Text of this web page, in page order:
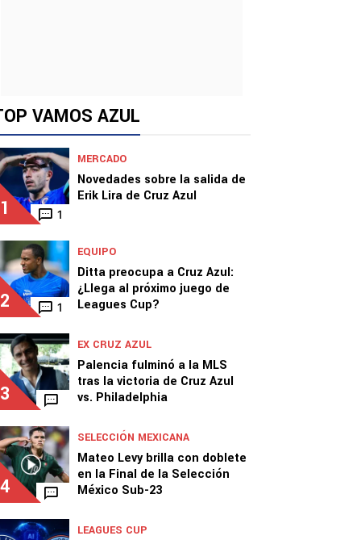
VAMOS AZUL
1 1
MERCADO
Novedades sobre la salida de
Erik Lira de Cruz Azul
2 1
EQUIPO
Ditta preocupa a Cruz Azul:
¿Llega al próximo juego de
Leagues Cup?
3
EX CRUZ AZUL
Palencia fulminó a la MLS
tras la victoria de Cruz Azul
vs. Philadelphia
4
SELECCIÓN MEXICANA
Mateo Levy brilla con doblete
en la Final de la Selección
México Sub-23
LEAGUES CUP